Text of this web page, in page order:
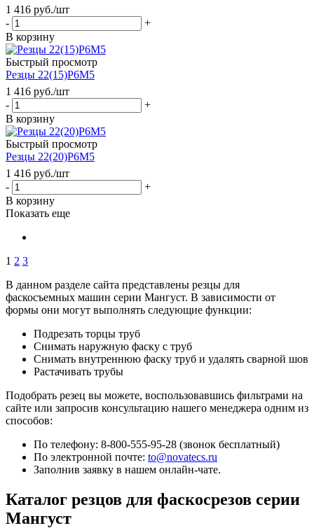
1 416 руб./шт
-
+
В корзину
Быстрый просмотр
Резцы 22(15)Р6М5
1 416 руб./шт
-
+
В корзину
Быстрый просмотр
Резцы 22(20)Р6М5
1 416 руб./шт
-
+
В корзину
Показать еще
1 2 3
В данном разделе сайта представлены резцы для
фаскосъемных машин серии Мангуст. В зависимости от
формы они могут выполнять следующие функции:
Подрезать торцы труб
Снимать наружную фаску с труб
Снимать внутреннюю фаску труб и удалять сварной шов
Растачивать трубы
Подобрать резец вы можете, воспользовавшись фильтрами на
сайте или запросив консультацию нашего менеджера одним из
способов:
По телефону: 8-800-555-95-28 (звонок бесплатный)
По электронной почте: to@novatecs.ru
Заполнив заявку в нашем онлайн-чате.
Каталог резцов для фаскосрезов серии
Мангуст